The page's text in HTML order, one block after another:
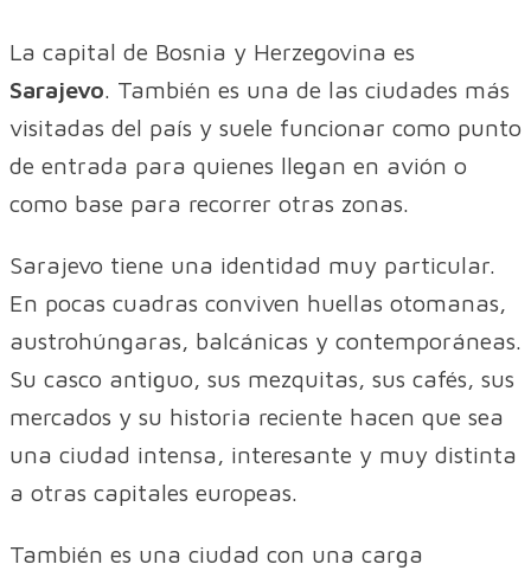
La capital de Bosnia y Herzegovina es
Sarajevo. También es una de las ciudades más
visitadas del país y suele funcionar como punto
de entrada para quienes llegan en avión o
como base para recorrer otras zonas.
Sarajevo tiene una identidad muy particular.
En pocas cuadras conviven huellas otomanas,
austrohúngaras, balcánicas y contemporáneas.
Su casco antiguo, sus mezquitas, sus cafés, sus
mercados y su historia reciente hacen que sea
una ciudad intensa, interesante y muy distinta
a otras capitales europeas.
También es una ciudad con una carga